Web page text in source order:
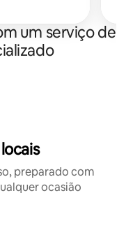
um serviço de
preparado com
ocasião